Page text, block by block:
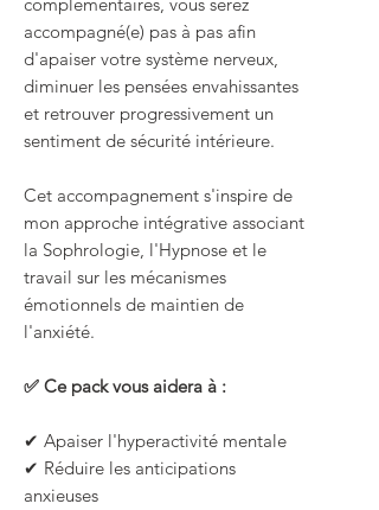
accompagné(e) pas à pas afin
d'apaiser votre système nerveux,
diminuer les pensées envahissantes
et retrouver progressivement un
sentiment de sécurité intérieure.
Cet accompagnement s'inspire de
mon approche intégrative associant
la Sophrologie, l'Hypnose et le
travail sur les mécanismes
émotionnels de maintien de
l'anxiété.
✅ Ce pack vous aidera à :
✔ Apaiser l'hyperactivité mentale
✔ Réduire les anticipations
anxieuses